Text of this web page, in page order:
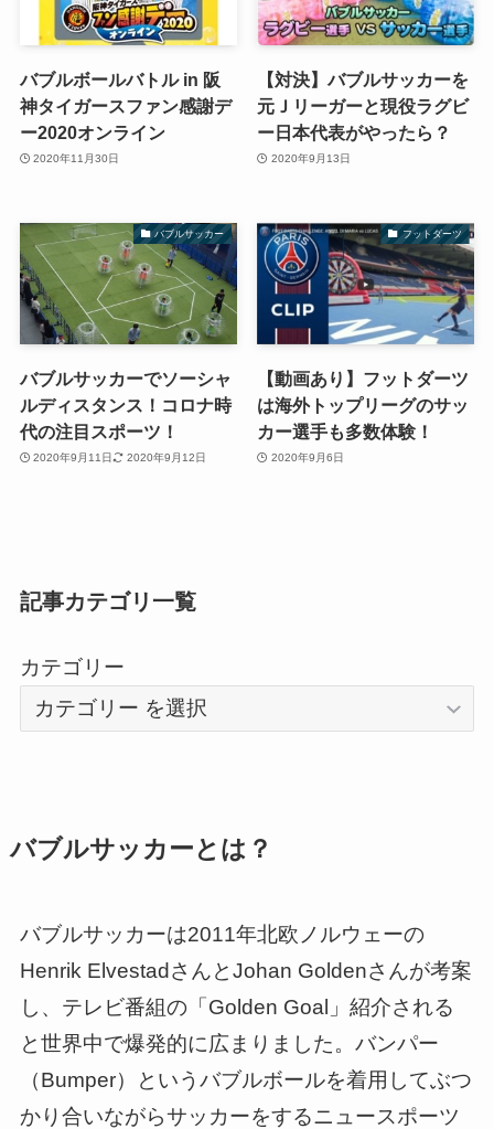
バブルボールバトル in 阪
神タイガースファン感謝デ
ー2020オンライン
2020年11月30日
【対決】バブルサッカーを
元Ｊリーガーと現役ラグビ
ー日本代表がやったら？
2020年9月13日
バブルサッカー
バブルサッカーでソーシャ
ルディスタンス！コロナ時
代の注目スポーツ！
2020年9月11日 2020年9月12日
フットダーツ
【動画あり】フットダーツ
は海外トップリーグのサッ
カー選手も多数体験！
2020年9月6日
記事カテゴリ一覧
カテゴリー
バブルサッカーとは？
バブルサッカーは2011年北欧ノルウェーの
Henrik ElvestadさんとJohan Goldenさんが考案
し、テレビ番組の「Golden Goal」紹介される
と世界中で爆発的に広まりました。バンパー
（Bumper）というバブルボールを着用してぶつ
かり合いながらサッカーをするニュースポーツ